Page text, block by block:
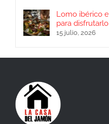
para disfrutarlo
15 julio, 2026